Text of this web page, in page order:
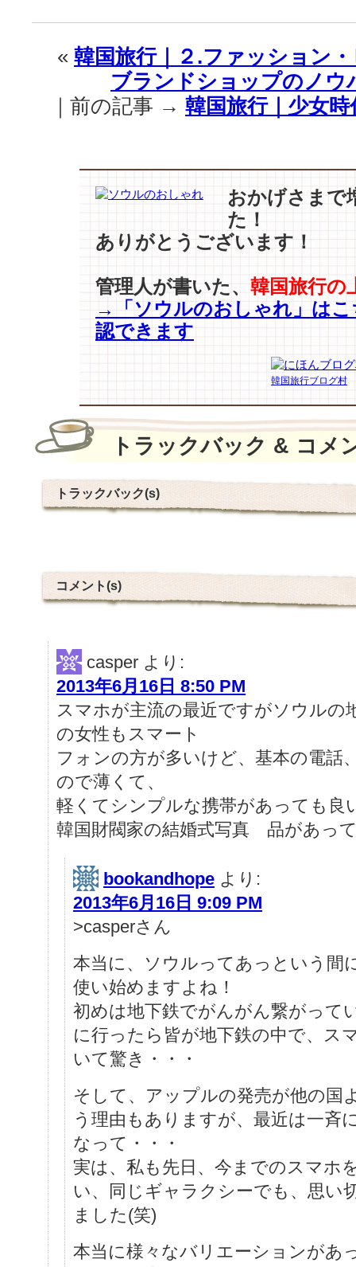
« 韓国旅行｜２.ファッション
ブランドショップのノウ
｜前の記事 → 韓国旅行｜少女
おかげさまで
た！
ありがとうございます！
管理人が書いた、 韓国旅行の
→「ソウルのおしゃれ」はこ
認できます
韓国旅行ブログ村
トラックバック & コメ
トラックバック(s)
コメント(s)
casper より:
2013年6月16日 8:50 PM
スマホが主流の最近ですがソウルの
の女性もスマート
フォンの方が多いけど、基本の電話
ので薄くて、
軽くてシンプルな携帯があっても良
韓国財閥家の結婚式写真 品があっ
bookandhope より:
2013年6月16日 9:09 PM
>casperさん
本当に、ソウルってあっという間
使い始めますよね！
初めは地下鉄でがんがん繋がって
に行ったら皆が地下鉄の中で、ス
いて驚き・・・
そして、アップルの発売が他の国
う理由もありますが、最近は一斉
なって・・・
実は、私も先日、今までのスマホ
い、同じギャラクシーでも、思い
ました(笑)
本当に様々なバリエーションがあ